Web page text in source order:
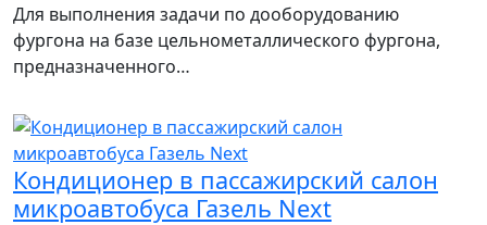
Для выполнения задачи по дооборудованию
фургона на базе цельнометаллического фургона,
предназначенного…
Кондиционер в пассажирский салон
микроавтобуса Газель Next